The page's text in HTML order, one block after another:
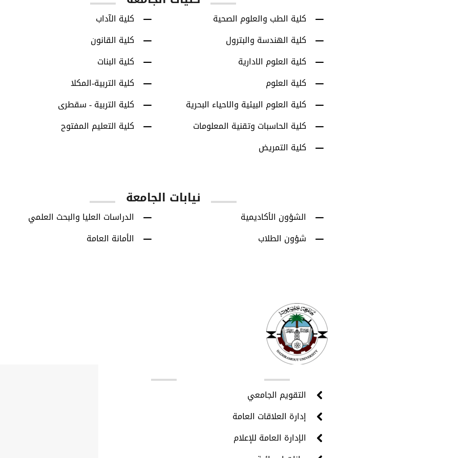
كلية الآداب
كلية القانون
كلية البنات
كلية التربية-المكلا
كلية التربية - سقطرى
كلية التعليم المفتوح
كلية الطب والعلوم الصحية
كلية الهندسة والبترول
كلية العلوم الادارية
كلية العلوم
كلية العلوم البيئية والاحياء البحرية
كلية الحاسبات وتقنية المعلومات
كلية التمريض
نيابات الجامعة
الدراسات العليا والبحث العلمي
الأمانة العامة
الشؤون الأكاديمية
شؤون الطلاب
التقويم الجامعي
إدارة العلاقات العامة
الإدارة العامة للإعلام